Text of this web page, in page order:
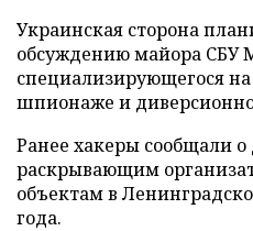
Украинская сторона
обсуждению майора СБУ
специализирующегося
шпионаже и
Ранее хакеры сообщали
раскрывающим
объектам в
года.